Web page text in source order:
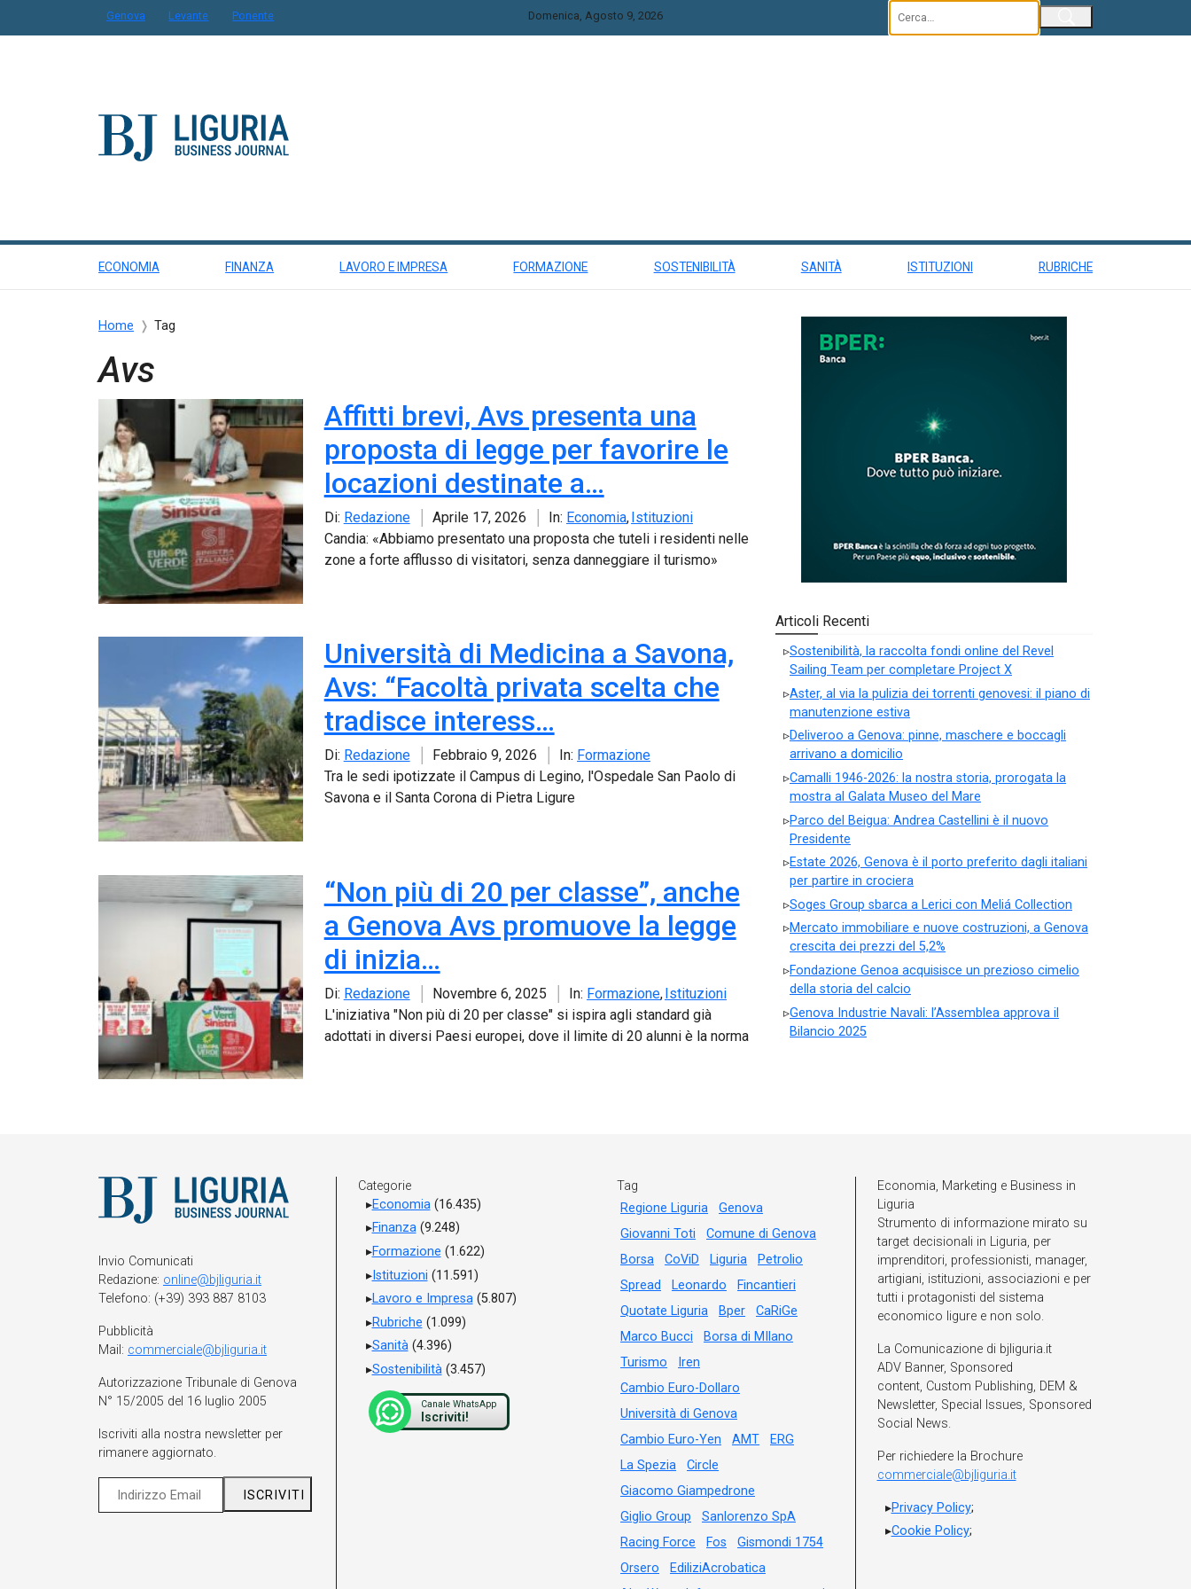
Genova Levante Ponente Domenica, Agosto 9, 2026
ECONOMIA FINANZA LAVORO E IMPRESA FORMAZIONE SOSTENIBILITÀ SANITÀ ISTITUZIONI RUBRICHE
Home Tag
Avs
Affitti brevi, Avs presenta una
proposta di legge per favorire le
locazioni destinate a…
Di: Redazione Aprile 17, 2026 In: Economia Istituzioni
Candia: «Abbiamo presentato una proposta che tuteli i residenti nelle
zone a forte afflusso di visitatori, senza danneggiare il turismo»
Università di Medicina a Savona,
Avs: “Facoltà privata scelta che
tradisce interess…
Di: Redazione Febbraio 9, 2026 In: Formazione
Tra le sedi ipotizzate il Campus di Legino, l'Ospedale San Paolo di
Savona e il Santa Corona di Pietra Ligure
“Non più di 20 per classe”, anche
a Genova Avs promuove la legge
di inizia…
Di: Redazione Novembre 6, 2025 In: Formazione Istituzioni
L'iniziativa "Non più di 20 per classe" si ispira agli standard già
adottati in diversi Paesi europei, dove il limite di 20 alunni è la norma
Articoli Recenti
Sostenibilità, la raccolta fondi online del Revel
Sailing Team per completare Project X
Aster, al via la pulizia dei torrenti genovesi: il piano di
manutenzione estiva
Deliveroo a Genova: pinne, maschere e boccagli
arrivano a domicilio
Camalli 1946-2026: la nostra storia, prorogata la
mostra al Galata Museo del Mare
Parco del Beigua: Andrea Castellini è il nuovo
Presidente
Estate 2026, Genova è il porto preferito dagli italiani
per partire in crociera
Soges Group sbarca a Lerici con Meliá Collection
Mercato immobiliare e nuove costruzioni, a Genova
crescita dei prezzi del 5,2%
Fondazione Genoa acquisisce un prezioso cimelio
della storia del calcio
Genova Industrie Navali: l’Assemblea approva il
Bilancio 2025
Invio Comunicati
Redazione: online@bjliguria.it
Telefono: (+39) 393 887 8103
Pubblicità
Mail: commerciale@bjliguria.it
Autorizzazione Tribunale di Genova
N° 15/2005 del 16 luglio 2005
Iscriviti alla nostra newsletter per
rimanere aggiornato.
Categorie
Economia(16.435)
Finanza(9.248)
Formazione (1.622)
Istituzioni (11.591)
Lavoro e Impresa(5.807)
Rubriche (1.099)
Sanità(4.396)
Sostenibilità(3.457)
Canale WhatsApp
Iscriviti!
Tag
Regione Liguria
Genova
Giovanni Toti
Comune di Genova
Borsa
CoViD Liguria
Petrolio
Spread
Leonardo
Fincantieri
Quotate Liguria
Bper
CaRiGe
Marco Bucci
Borsa di MIlano
Turismo
Iren
Cambio Euro-Dollaro
Università di Genova
Cambio Euro-Yen
AMT
ERG
La Spezia
Circle
Giacomo Giampedrone
Giglio Group
Sanlorenzo SpA
Racing Force
Fos
Gismondi 1754
Orsero
EdiliziAcrobatica
Economia, Marketing e Business in
Liguria
Strumento di informazione mirato su
target decisionali in Liguria, per
imprenditori, professionisti, manager,
artigiani, istituzioni, associazioni e per
tutti i protagonisti del sistema
economico ligure e non solo.
La Comunicazione di bjliguria.it
ADV Banner, Sponsored
content, Custom Publishing, DEM &
Newsletter, Special Issues, Sponsored
Social News.
Per richiedere la Brochure
commerciale@bjliguria.it
Privacy Policy;
Cookie Policy;